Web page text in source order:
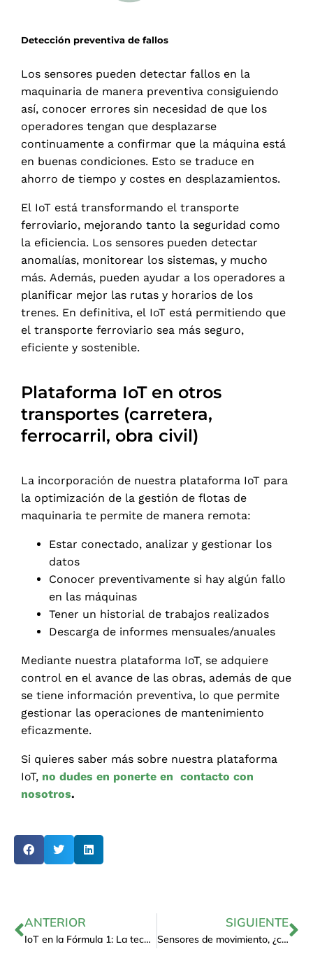
Detección preventiva de fallos
Los sensores pueden detectar fallos en la
maquinaria de manera preventiva consiguiendo
así, conocer errores sin necesidad de que los
operadores tengan que desplazarse
continuamente a confirmar que la máquina está
en buenas condiciones. Esto se traduce en
ahorro de tiempo y costes en desplazamientos.
El IoT está transformando el transporte
ferroviario, mejorando tanto la seguridad como
la eficiencia. Los sensores pueden detectar
anomalías, monitorear los sistemas, y mucho
más. Además, pueden ayudar a los operadores a
planificar mejor las rutas y horarios de los
trenes. En definitiva, el IoT está permitiendo que
el transporte ferroviario sea más seguro,
eficiente y sostenible.
Plataforma IoT en otros
transportes (carretera,
ferrocarril, obra civil)
La incorporación de nuestra plataforma IoT para
la optimización de la gestión de flotas de
maquinaria te permite de manera remota:
Estar conectado, analizar y gestionar los
datos
Conocer preventivamente si hay algún fallo
en las máquinas
Tener un historial de trabajos realizados
Descarga de informes mensuales/anuales
Mediante nuestra plataforma IoT, se adquiere
control en el avance de las obras, además de que
se tiene información preventiva, lo que permite
gestionar las operaciones de mantenimiento
eficazmente.
Si quieres saber más sobre nuestra plataforma
IoT, no dudes en ponerte en contacto con
nosotros.
ANTERIOR
IoT en la Fórmula 1: La tecnología detrás del éxito de los
SIGUIENTE
Sensores de movimiento, ¿cuál